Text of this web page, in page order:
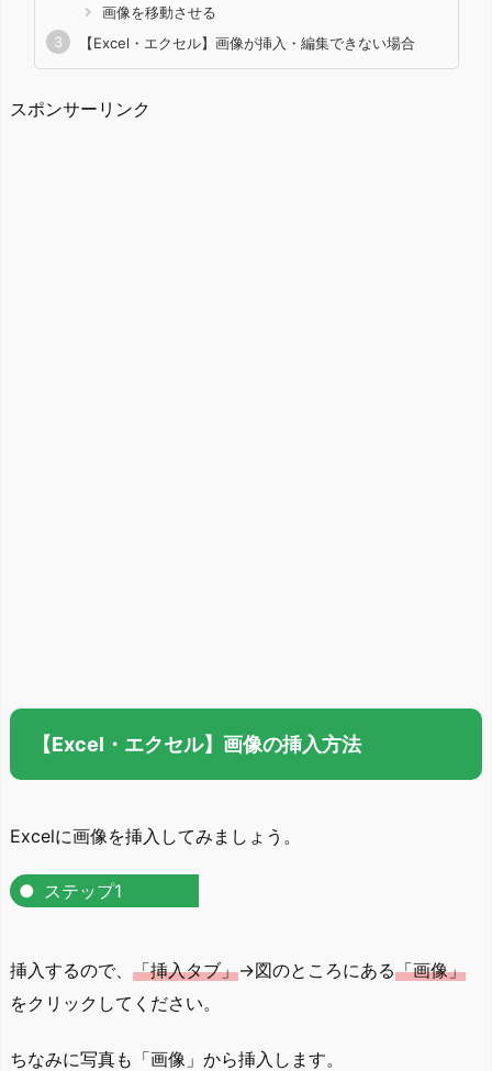
画像を移動させる
【Excel・エクセル】画像が挿入・編集できない場合
スポンサーリンク
【Excel・エクセル】画像の挿入方法
Excelに画像を挿入してみましょう。
ステップ1
挿入するので、 「挿入タブ」→図のところにある「画像」
をクリックしてください。
ちなみに写真も「画像」から挿入します。